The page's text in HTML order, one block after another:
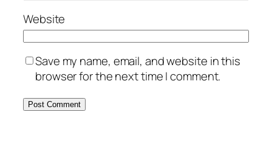
Website
Save my name, email, and website in this
browser for the next time I comment.